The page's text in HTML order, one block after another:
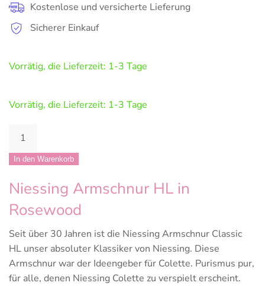
Kostenlose und versicherte Lieferung
Sicherer Einkauf
Vorrätig, die Lieferzeit: 1-3 Tage
Vorrätig, die Lieferzeit: 1-3 Tage
Niessing
Classic
Menge
In den Warenkorb
Niessing Armschnur HL in
Rosewood
Seit über 30 Jahren ist die Niessing Armschnur Classic
HL unser absoluter Klassiker von Niessing. Diese
Armschnur war der Ideengeber für Colette. Purismus pur,
für alle, denen Niessing Colette zu verspielt erscheint.